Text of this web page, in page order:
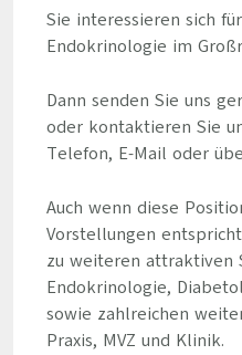
Sie interessieren sich
Endokrinologie im
Dann senden Sie uns
oder kontaktieren Sie
Telefon, E-Mail oder
Auch wenn diese
Vorstellungen
zu weiteren attraktiven
Endokrinologie,
sowie zahlreichen
Praxis, MVZ und Klinik.